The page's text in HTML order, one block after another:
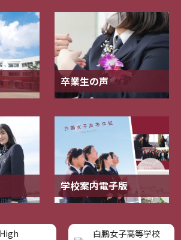
卒業生の声
学校案内電子版
白鵬女子高等学校